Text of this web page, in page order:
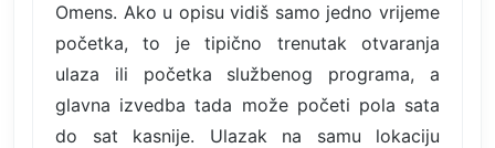
Omens. Ako u opisu vidiš samo jedno vrijeme
početka, to je tipično trenutak otvaranja
ulaza ili početka službenog programa, a
glavna izvedba tada može početi pola sata
do sat kasnije. Ulazak na samu lokaciju